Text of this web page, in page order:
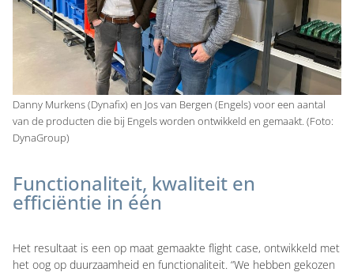
Danny Murkens (Dynafix) en Jos van Bergen (Engels) voor een aantal
van de producten die bij Engels worden ontwikkeld en gemaakt. (Foto:
DynaGroup)
Functionaliteit, kwaliteit en
efficiëntie in één
Het resultaat is een op maat gemaakte flight case, ontwikkeld met
het oog op duurzaamheid en functionaliteit. “We hebben gekozen